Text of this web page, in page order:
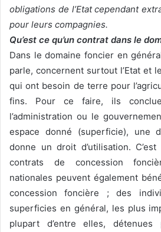
obligations de l’Etat cependant
pour leurs compagnies.
Qu’est ce qu’un contrat dans le
Dans le domaine foncier en
parle, concernent surtout l’Etat et
qui ont besoin de terre pour
fins. Pour ce faire, ils
l’administration ou le
espace donné (superficie), une
donne un droit d’utilisation.
contrats de concession
nationales peuvent également
concession foncière ; des
superficies en général, les plus
plupart d’entre elles, détenues